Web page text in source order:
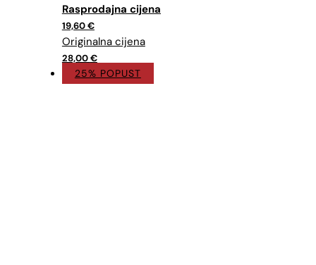
28,00€
Izvorna
cijena
bila
je:
28,00 €.
19,60€
Trenutna
cijena
je:
19,60 €.
25% POPUST